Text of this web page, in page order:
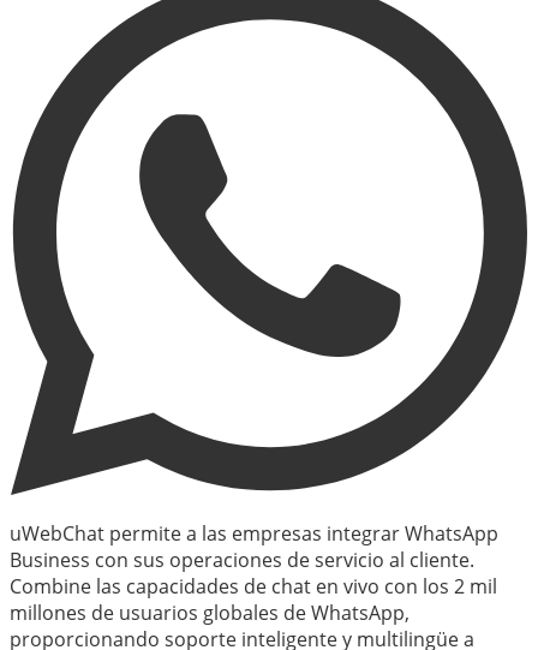
uWebChat permite a las empresas integrar WhatsApp
Business con sus operaciones de servicio al cliente.
Combine las capacidades de chat en vivo con los 2 mil
millones de usuarios globales de WhatsApp,
proporcionando soporte inteligente y multilingüe a